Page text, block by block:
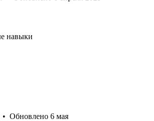
навыки
• Обновлено 6 мая